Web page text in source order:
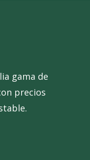
gama de
precios